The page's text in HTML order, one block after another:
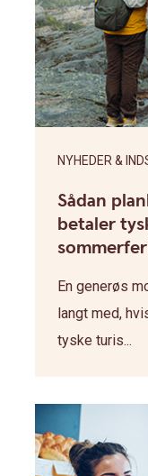
NYHEDER &
Sådan
betaler
En generøs
langt med,
tyske turis...